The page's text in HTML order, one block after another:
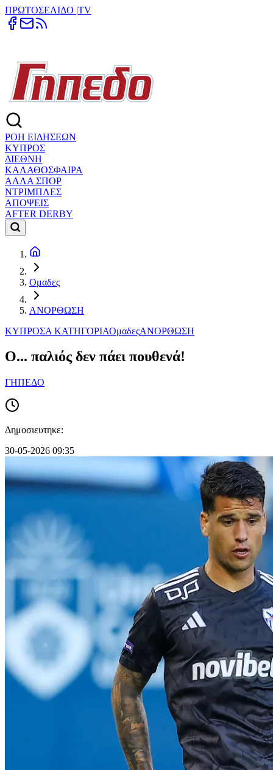
ΠΡΩΤΟΣΕΛΙΔΟ |TV
ΡΟΗ ΕΙΔΗΣΕΩΝ
ΚΥΠΡΟΣ
ΔΙΕΘΝΗ
ΚΑΛΑΘΟΣΦΑΙΡΑ
ΑΛΛΑ ΣΠΟΡ
ΝΤΡΙΜΠΛΕΣ
ΑΠΟΨΕΙΣ
AFTER DERBY
Ομαδες
ΑΝΟΡΘΩΣΗ
ΚΥΠΡΟΣΑ ΚΑΤΗΓΟΡΙΑΟμαδεςΑΝΟΡΘΩΣΗ
O... παλιός δεν πάει πουθενά!
ΓΗΠΕΔΟ
Δημοσιευτηκε:
30-05-2026 09:35